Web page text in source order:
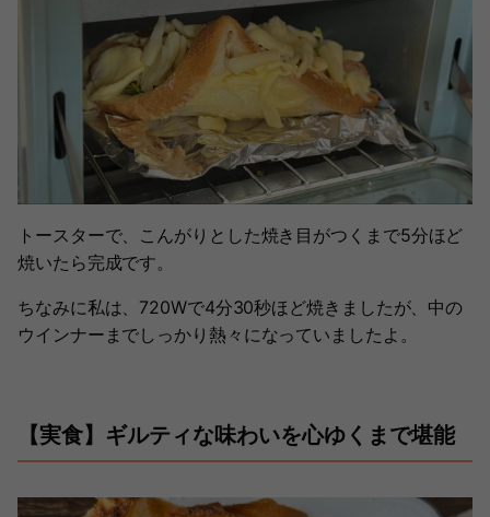
トースターで、こんがりとした焼き目がつくまで5分ほど
焼いたら完成です。
ちなみに私は、720Wで4分30秒ほど焼きましたが、中の
ウインナーまでしっかり熱々になっていましたよ。
【実食】ギルティな味わいを心ゆくまで堪能